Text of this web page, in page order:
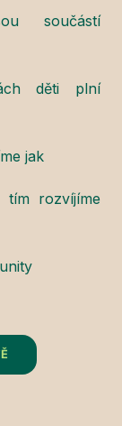
součástí
děti plní
jak
tím rozvíjíme